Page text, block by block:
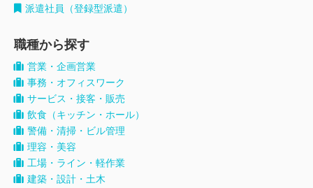
派遣社員（登録型派遣）
職種から探す
営業・企画営業
事務・オフィスワーク
サービス・接客・販売
飲食（キッチン・ホール）
警備・清掃・ビル管理
理容・美容
工場・ライン・軽作業
建築・設計・土木